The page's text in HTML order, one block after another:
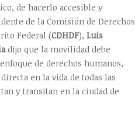
de hacerlo accesible y
de la Comisión de Derechos
Federal (CDHDF), Luis
dijo que la movilidad debe
de derechos humanos,
en la vida de todas las
y transitan en la ciudad de